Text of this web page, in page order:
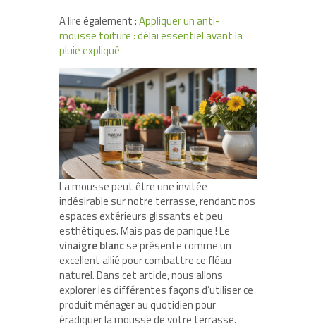
A lire également :Appliquer un anti-
mousse toiture : délai essentiel avant la
pluie expliqué
La mousse peut être une invitée
indésirable sur notre terrasse, rendant nos
espaces extérieurs glissants et peu
esthétiques. Mais pas de panique ! Le
vinaigre blancse présente comme un
excellent allié pour combattre ce fléau
naturel. Dans cet article, nous allons
explorer les différentes façons d’utiliser ce
produit ménager au quotidien pour
éradiquer la mousse de votre terrasse.